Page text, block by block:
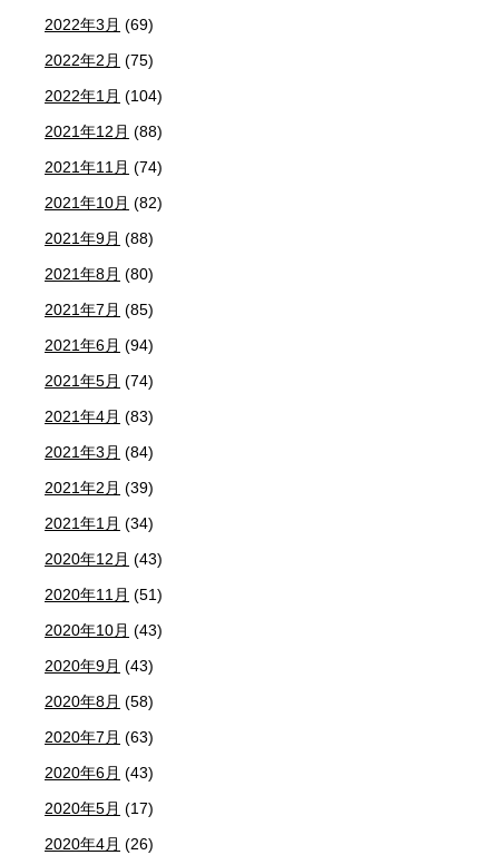
2022年3月 (69)
2022年2月 (75)
2022年1月 (104)
2021年12月 (88)
2021年11月 (74)
2021年10月 (82)
2021年9月 (88)
2021年8月 (80)
2021年7月 (85)
2021年6月 (94)
2021年5月 (74)
2021年4月 (83)
2021年3月 (84)
2021年2月 (39)
2021年1月 (34)
2020年12月 (43)
2020年11月 (51)
2020年10月 (43)
2020年9月 (43)
2020年8月 (58)
2020年7月 (63)
2020年6月 (43)
2020年5月 (17)
2020年4月 (26)